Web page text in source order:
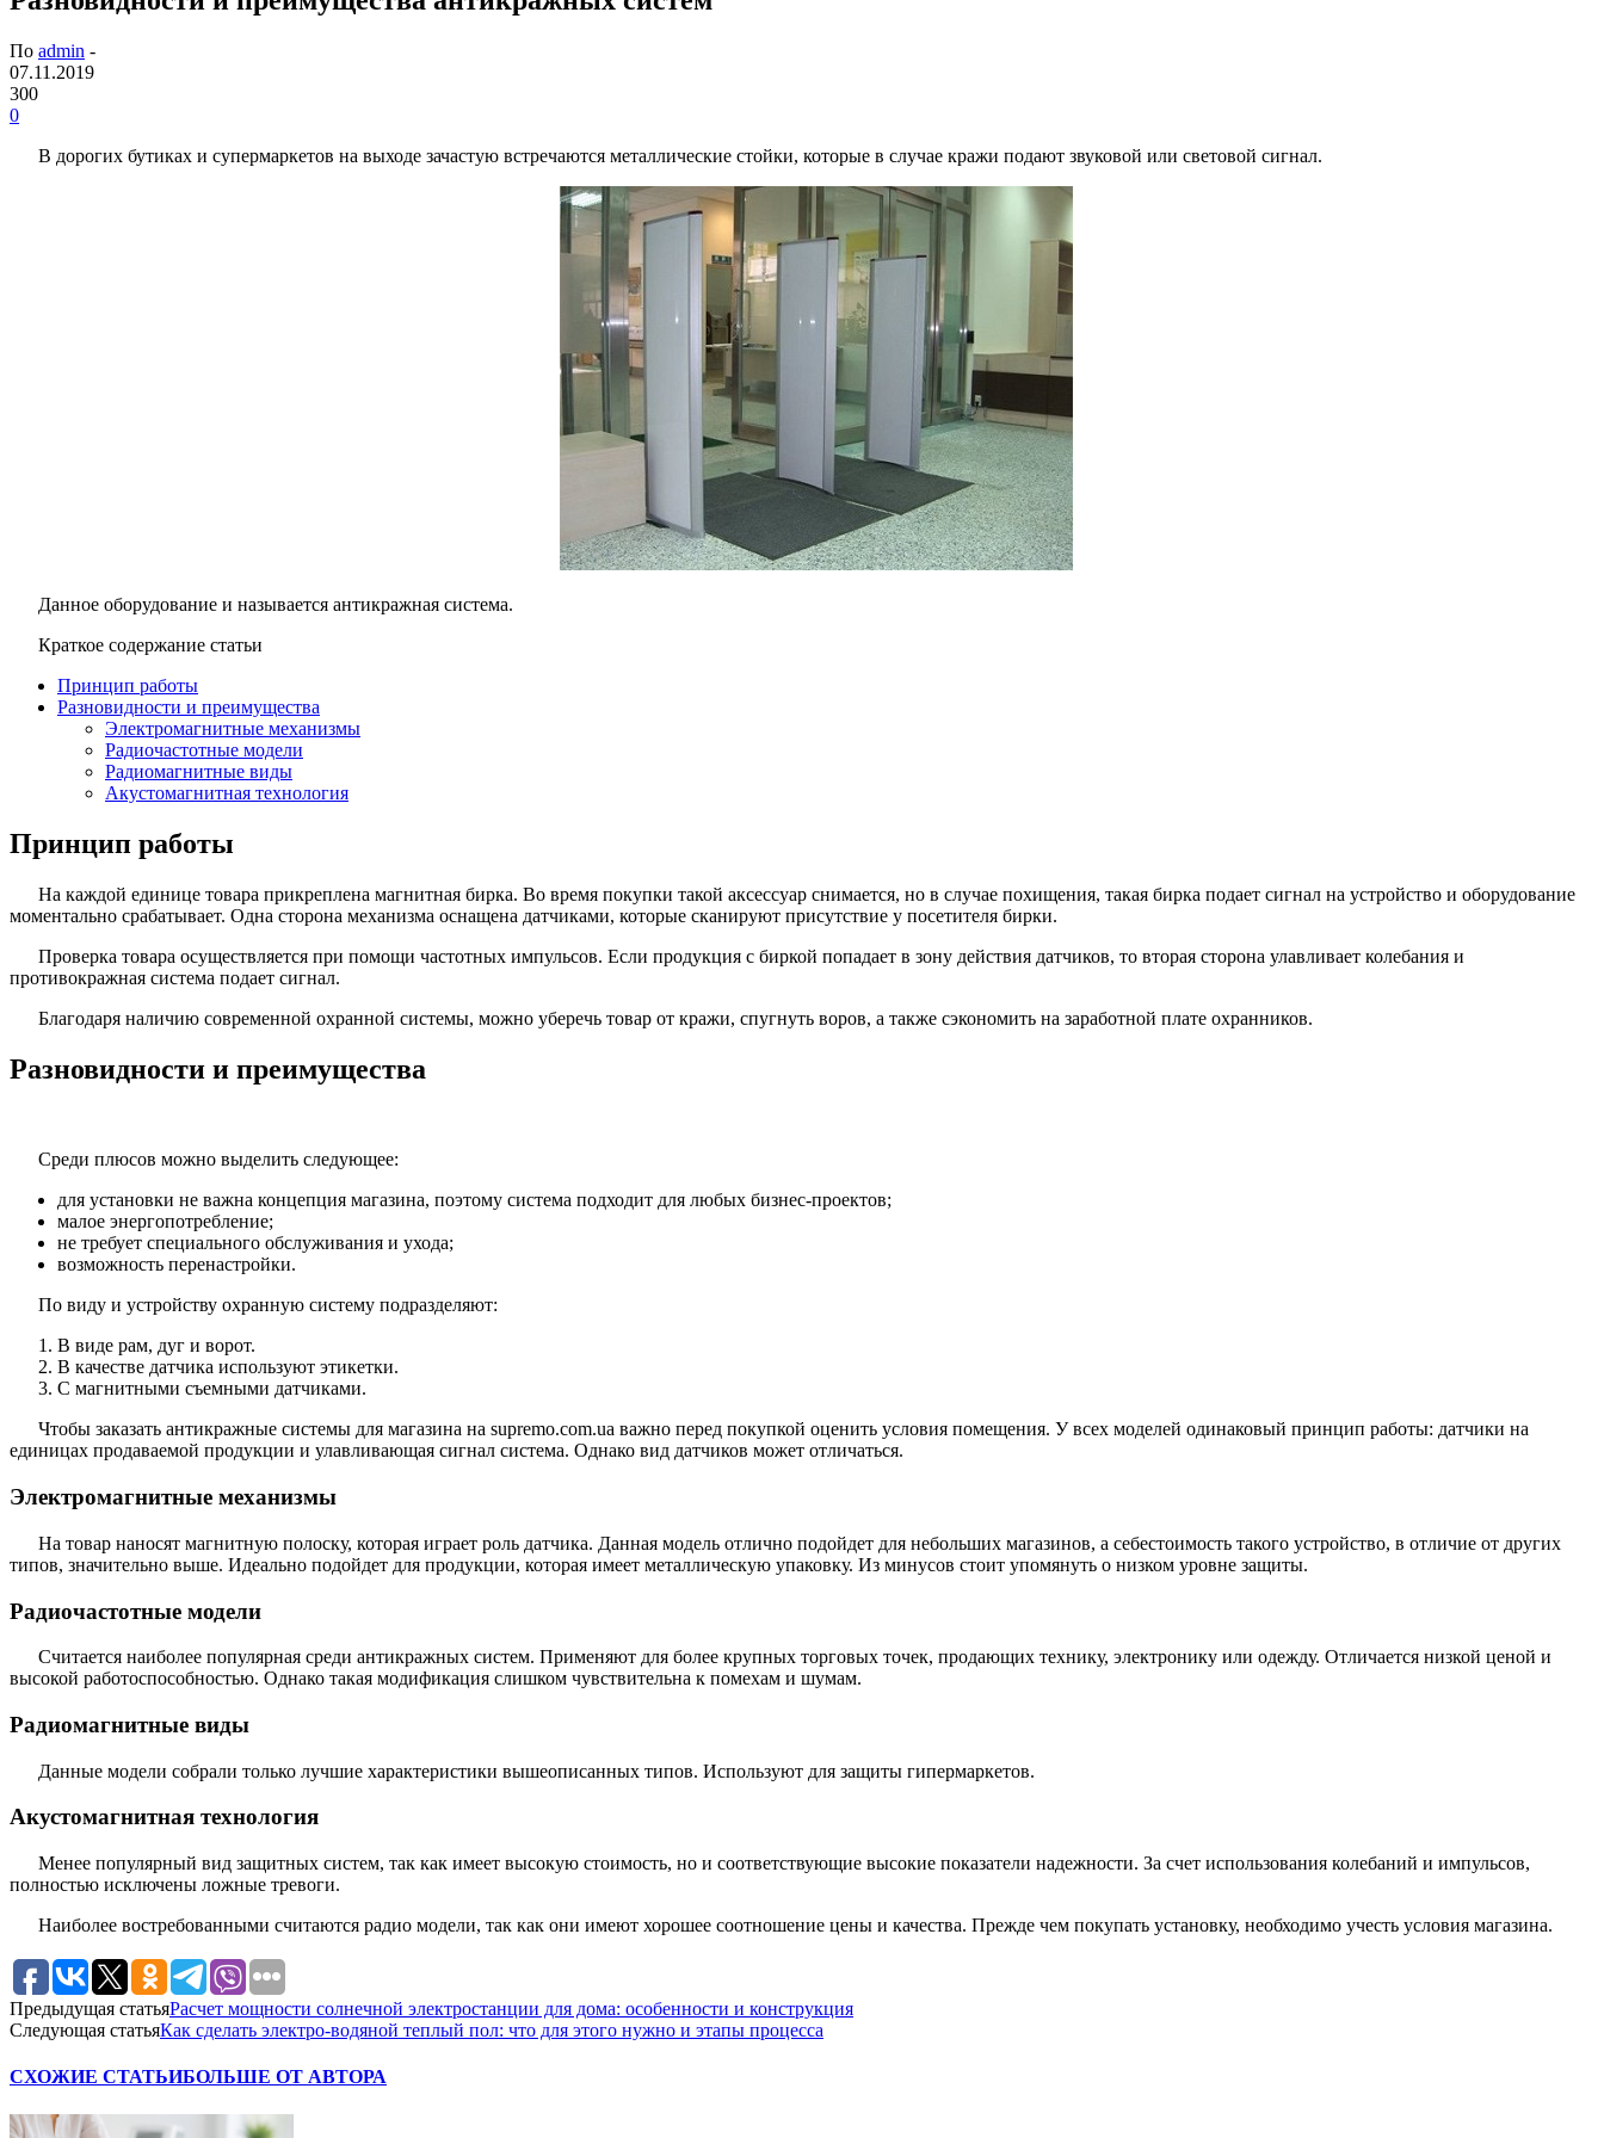
По admin -
07.11.2019
300
0
В дорогих бутиках и супермаркетов на выходе зачастую встречаются металлические стойки, которые в случае кражи подают звуковой или световой сигнал.
Данное оборудование и называется антикражная система.
Краткое содержание статьи
Принцип работы
Разновидности и преимущества
Электромагнитные механизмы
Радиочастотные модели
Радиомагнитные виды
Акустомагнитная технология
Принцип работы
На каждой единице товара прикреплена магнитная бирка. Во время покупки такой аксессуар снимается, но в случае похищения, такая бирка подает сигнал на устройство и оборудование
моментально срабатывает. Одна сторона механизма оснащена датчиками, которые сканируют присутствие у посетителя бирки.
Проверка товара осуществляется при помощи частотных импульсов. Если продукция с биркой попадает в зону действия датчиков, то вторая сторона улавливает колебания и
противокражная система подает сигнал.
Благодаря наличию современной охранной системы, можно уберечь товар от кражи, спугнуть воров, а также сэкономить на заработной плате охранников.
Разновидности и преимущества
Среди плюсов можно выделить следующее:
для установки не важна концепция магазина, поэтому система подходит для любых бизнес-проектов;
малое энергопотребление;
не требует специального обслуживания и ухода;
возможность перенастройки.
По виду и устройству охранную систему подразделяют:
В виде рам, дуг и ворот.
В качестве датчика используют этикетки.
С магнитными съемными датчиками.
Чтобы заказать антикражные системы для магазина на supremo.com.ua важно перед покупкой оценить условия помещения. У всех моделей одинаковый принцип работы: датчики на
единицах продаваемой продукции и улавливающая сигнал система. Однако вид датчиков может отличаться.
Электромагнитные механизмы
На товар наносят магнитную полоску, которая играет роль датчика. Данная модель отлично подойдет для небольших магазинов, а себестоимость такого устройство, в отличие от других
типов, значительно выше. Идеально подойдет для продукции, которая имеет металлическую упаковку. Из минусов стоит упомянуть о низком уровне защиты.
Радиочастотные модели
Считается наиболее популярная среди антикражных систем. Применяют для более крупных торговых точек, продающих технику, электронику или одежду. Отличается низкой ценой и
высокой работоспособностью. Однако такая модификация слишком чувствительна к помехам и шумам.
Радиомагнитные виды
Данные модели собрали только лучшие характеристики вышеописанных типов. Используют для защиты гипермаркетов.
Акустомагнитная технология
Менее популярный вид защитных систем, так как имеет высокую стоимость, но и соответствующие высокие показатели надежности. За счет использования колебаний и импульсов,
полностью исключены ложные тревоги.
Наиболее востребованными считаются радио модели, так как они имеют хорошее соотношение цены и качества. Прежде чем покупать установку, необходимо учесть условия магазина.
Предыдущая статьяРасчет мощности солнечной электростанции для дома: особенности и конструкция
Следующая статьяКак сделать электро-водяной теплый пол: что для этого нужно и этапы процесса
СХОЖИЕ СТАТЬИБОЛЬШЕ ОТ АВТОРА